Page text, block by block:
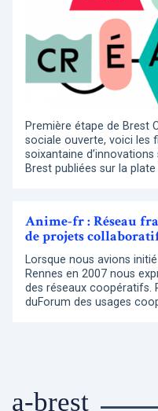
Première étape de Brest
sociale ouverte, voici les
soixantaine
Brest publiées sur la
Anime-fr : Réseau
de projets
Lorsque nous avions
Rennes en 2007 nous
des réseaux coopératifs.
duForum des usages
a-brest